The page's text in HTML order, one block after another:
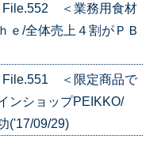
File.552 ＜業務用食材
/全体売上４割がＰＢ
File.551 ＜限定商品で
ンショップPEIKKO/
('17/09/29)